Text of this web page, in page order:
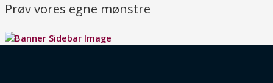
Prøv vores egne mønstre